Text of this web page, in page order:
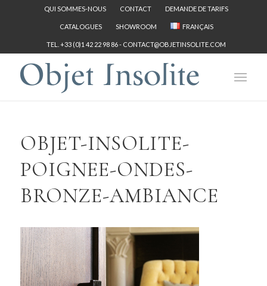
QUI SOMMES-NOUS CONTACT DEMANDE DE TARIFS
CATALOGUES SHOWROOM FRANÇAIS
TEL. +33 (0)1 42 22 98 86 - CONTACT@OBJETINSOLITE.COM
OBJET-INSOLITE-
POIGNEE-ONDES-
BRONZE-AMBIANCE